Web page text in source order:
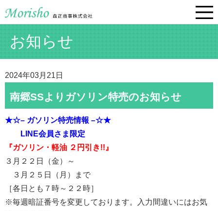
お知らせ
2024年03月21日
南郷SSよりガソリン特売のお知らせ
★☆– ガソリン特売情報 –☆★
LINE会員さま限定
『ガソリン・軽油 ２円引き!!』
３月２２日（金）～
３月２５日（月）まで
［各日とも７時～２２時］
※毎週暗証番号を変更しております。入力間違いにはお気